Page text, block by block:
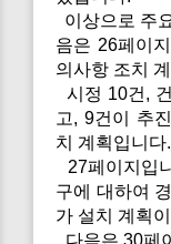
이상으로 주
음은 26페이
의사항 조치
시정 10건,
고, 9건이 추
치 계획입니다.
27페이지입
구에 대하여
가 설치 계획
다음은 30페